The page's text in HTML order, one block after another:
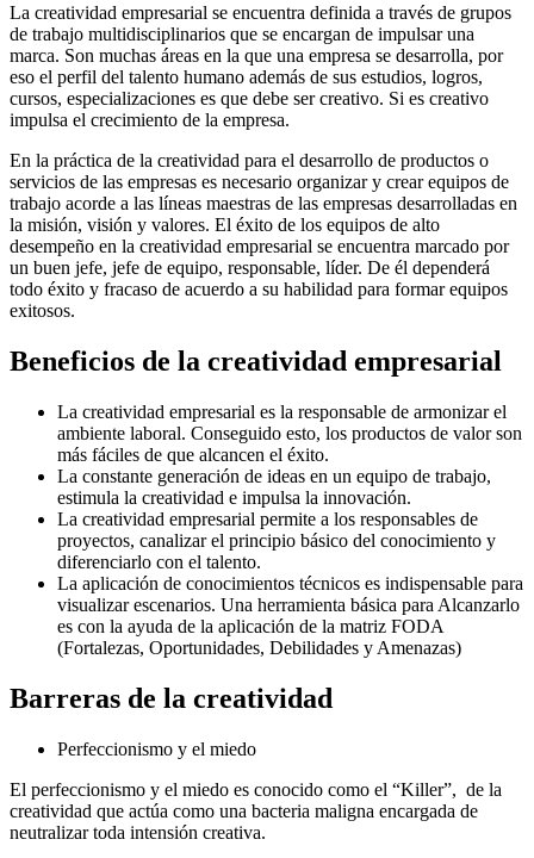
La creatividad empresarial se encuentra definida a través de grupos
de trabajo multidisciplinarios que se encargan de impulsar una
marca. Son muchas áreas en la que una empresa se desarrolla, por
eso el perfil del talento humano además de sus estudios, logros,
cursos, especializaciones es que debe ser creativo. Si es creativo
impulsa el crecimiento de la empresa.
En la práctica de la creatividad para el desarrollo de productos o
servicios de las empresas es necesario organizar y crear equipos de
trabajo acorde a las líneas maestras de las empresas desarrolladas en
la misión, visión y valores. El éxito de los equipos de alto
desempeño en la creatividad empresarial se encuentra marcado por
un buen jefe, jefe de equipo, responsable, líder. De él dependerá
todo éxito y fracaso de acuerdo a su habilidad para formar equipos
exitosos.
Beneficios de la creatividad empresarial
La creatividad empresarial es la responsable de armonizar el
ambiente laboral. Conseguido esto, los productos de valor son
más fáciles de que alcancen el éxito.
La constante generación de ideas en un equipo de trabajo,
estimula la creatividad e impulsa la innovación.
La creatividad empresarial permite a los responsables de
proyectos, canalizar el principio básico del conocimiento y
diferenciarlo con el talento.
La aplicación de conocimientos técnicos es indispensable para
visualizar escenarios. Una herramienta básica para Alcanzarlo
es con la ayuda de la aplicación de la matriz FODA
(Fortalezas, Oportunidades, Debilidades y Amenazas)
Barreras de la creatividad
Perfeccionismo y el miedo
El perfeccionismo y el miedo es conocido como el “Killer”, de la
creatividad que actúa como una bacteria maligna encargada de
neutralizar toda intensión creativa.